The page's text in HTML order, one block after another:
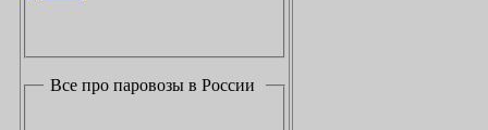
Все про паровозы в России